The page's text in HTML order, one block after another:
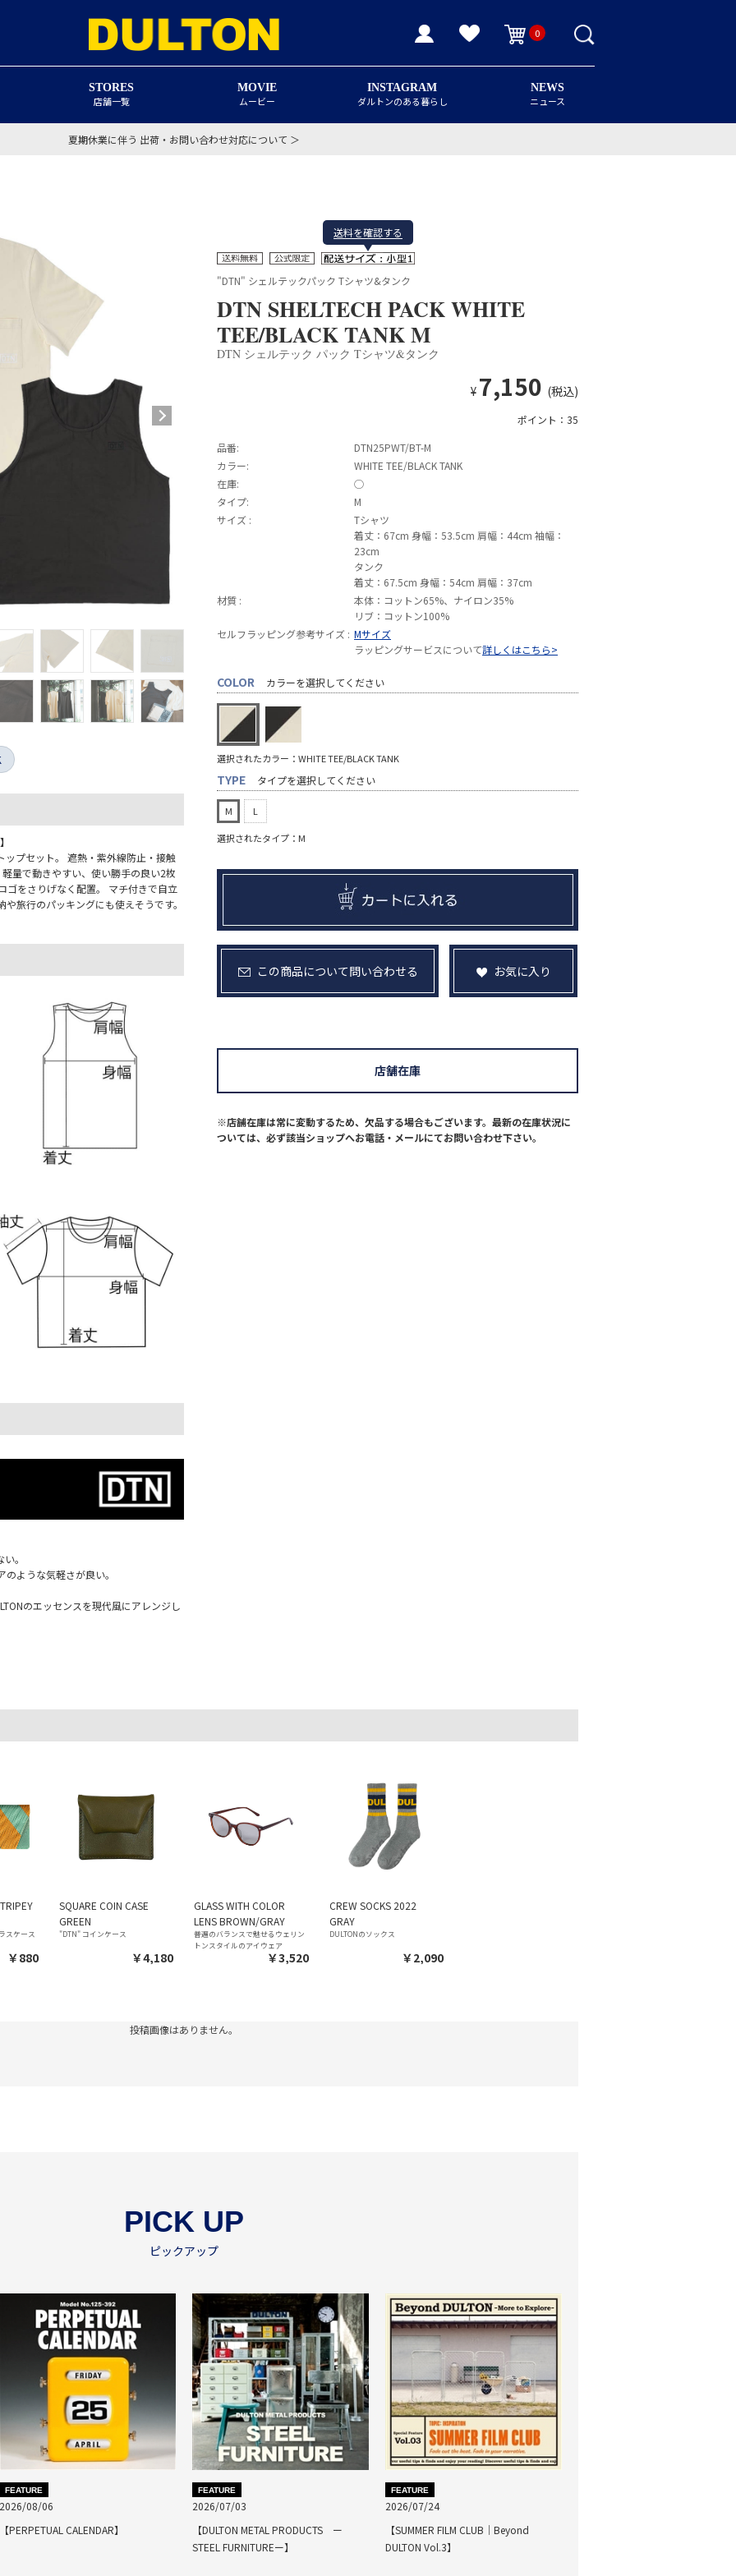
0
STORES
店舗一覧
MOVIE
ムービー
INSTAGRAM
ダルトンのある暮らし
NEWS
ニュース
夏期休業に伴う 出荷・お問い合わせ対応について ＞
ップセット。 遮熱・紫外線防止・接触
量で動きやすい、使い勝手の良い2枚
ゴをさりげなく配置。 マチ付きで自立
旅行のパッキングにも使えそうです。
。
ような気軽さが良い。
のエッセンスを現代風にアレンジし
送料を確認する
"DTN" シェルテックパック Tシャツ&タンク
DTN SHELTECH PACK WHITE
TEE/BLACK TANK M
DTN シェルテック パック Tシャツ&タンク
¥ 7,150 (税込)
ポイント：35
品番:
DTN25PWT/BT-M
カラー:
WHITE TEE/BLACK TANK
在庫:
◯
タイプ:
M
サイズ :
Tシャツ
着丈：67cm 身幅：53.5cm 肩幅：44cm 袖幅：
23cm
タンク
着丈：67.5cm 身幅：54cm 肩幅：37cm
材質 :
本体：コットン65%、ナイロン35%
リブ：コットン100%
セルフラッピング参考サイズ : Mサイズ
ラッピングサービスについて詳しくはこちら>
COLOR カラーを選択してください
選択されたカラー：WHITE TEE/BLACK TANK
TYPE タイプを選択してください
M L
選択されたタイプ：M
この商品について問い合わせる お気に入り
※店舗在庫は常に変動するため、欠品する場合もございます。最新の在庫状況に
ついては、必ず該当ショップへお電話・メールにてお問い合わせ下さい。
店舗在庫
スケース
￥880
SQUARE COIN CASE
GREEN
"DTN" コインケース
￥4,180
GLASS WITH COLOR
LENS BROWN/GRAY
普遍のバランスで魅せるウェリン
トンスタイルのアイウェア
￥3,520
CREW SOCKS 2022
GRAY
DULTONのソックス
￥2,090
投稿画像はありません。
PICK UP
ピックアップ
FEATURE
2026/08/06
【PERPETUAL CALENDAR】
FEATURE
2026/07/03
【DULTON METAL PRODUCTS ー
STEEL FURNITUREー】
FEATURE
2026/07/24
【SUMMER FILM CLUB｜Beyond
DULTON Vol.3】